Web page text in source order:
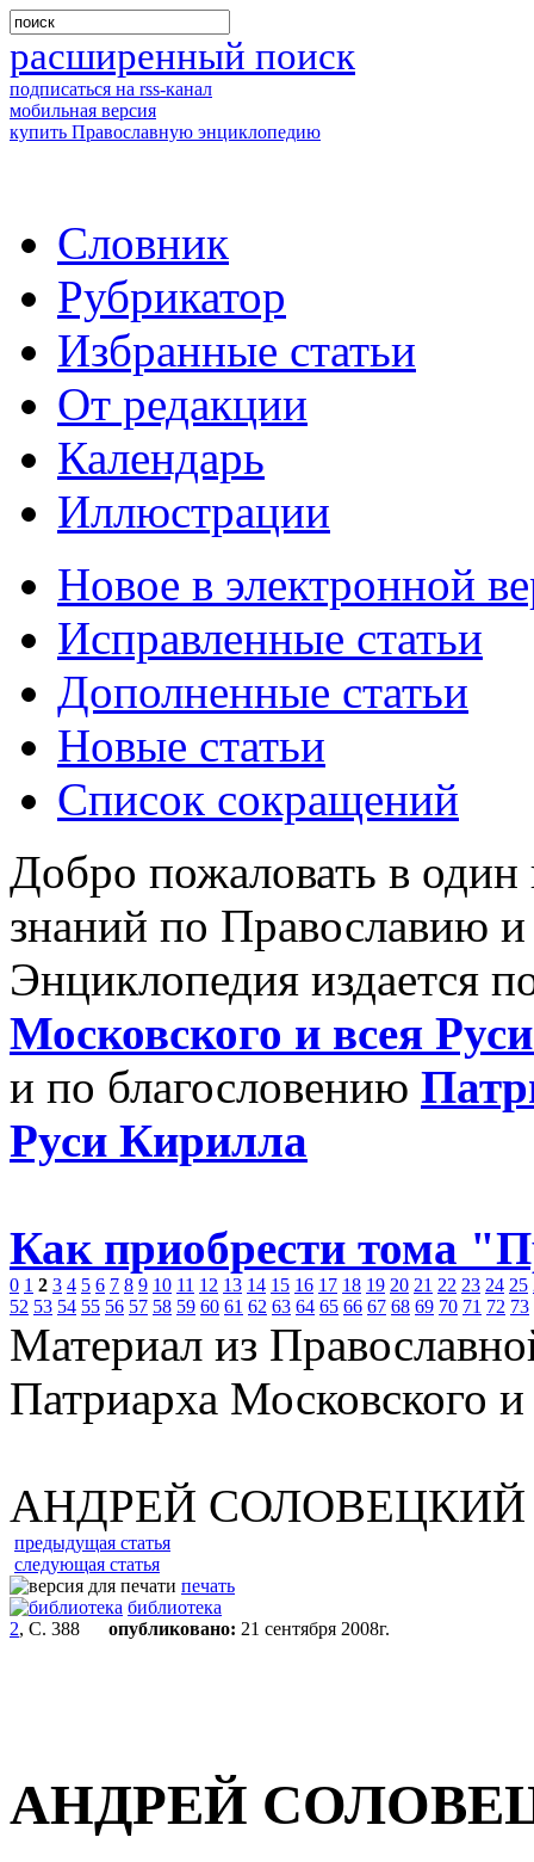
расширенный поиск
подписаться на rss-канал
мобильная версия
купить Православную энциклопедию
Словник
Рубрикатор
Избранные статьи
От редакции
Календарь
Иллюстрации
Новое в электронной
Исправленные статьи
Дополненные статьи
Новые статьи
Список сокращений
Добро пожаловать в
знаний по Православию
Энциклопедия издается
Московского и всея
и по благословению
Руси Кирилла
Как приобрести тома
0 1 2 3 4 5 6 7 8 9 10 11 12 13 14 15 16 17 18 19 20 21 22 23 24 25
52 53 54 55 56 57 58 59 60 61 62 63 64 65 66 67 68 69 70 71 72 73
Материал из
Патриарха Московского
АНДРЕЙ СОЛОВЕЦКИЙ
предыдущая статья
следующая статья
печать
библиотека
2, С. 388 опубликовано: 21 сентября 2008г.
АНДРЕЙ